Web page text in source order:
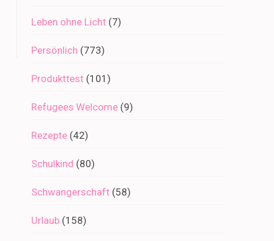
Leben ohne Licht (7)
Persönlich (773)
Produkttest (101)
Refugees Welcome (9)
Rezepte (42)
Schulkind (80)
Schwangerschaft (58)
Urlaub (158)